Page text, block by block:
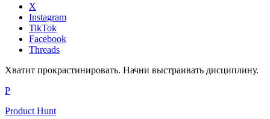
X
Instagram
TikTok
Facebook
Threads
Хватит прокрастинировать. Начни выстраивать дисциплину.
P
Product Hunt